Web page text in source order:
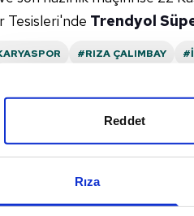
Rıza
Reddet
Tesisleri'nde Trendyol
#RIZA ÇALIMBAY
UYGULAMALARIMIZI
İNDİRİN!